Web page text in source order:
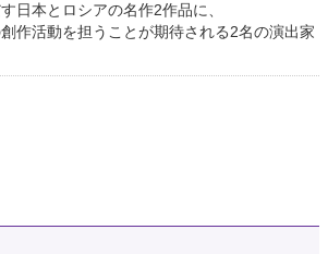
日本とロシアの名作2作品に、
作活動を担うことが期待される2名の演出家